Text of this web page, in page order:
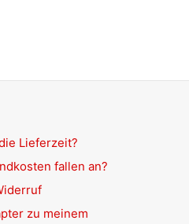
Lieferzeit?
fallen an?
zu meinem